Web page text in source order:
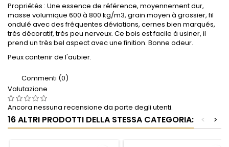
Propriétés : Une essence de référence, moyennement dur,
masse volumique 600 à 800 kg/m3, grain moyen à grossier, fil
ondulé avec des fréquentes déviations, cernes bien marqués,
très décoratif, très peu nerveux. Ce bois est facile à usiner, il
prend un très bel aspect avec une finition. Bonne odeur.
Peux contenir de l'aubier.
Commenti (0)
Valutazione
Ancora nessuna recensione da parte degli utenti.
16 ALTRI PRODOTTI DELLA STESSA CATEGORIA: >
<